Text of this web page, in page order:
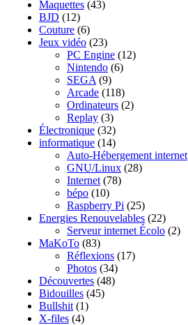
Maquettes (43)
BJD (12)
Couture (6)
Jeux vidéo (23)
PC Engine (12)
Nintendo (6)
SEGA (9)
Arcade (118)
Ordinateurs (2)
Replay (3)
Électronique (32)
informatique (14)
Auto-Hébergement internet
GNU/Linux (28)
Internet (78)
bépo (10)
Raspberry Pi (25)
Energies Renouvelables (22)
Serveur internet Écolo (2)
MaKoTo (83)
Réflexions (17)
Photos (34)
Découvertes (48)
Bidouilles (45)
Bullshit (1)
X-files (4)